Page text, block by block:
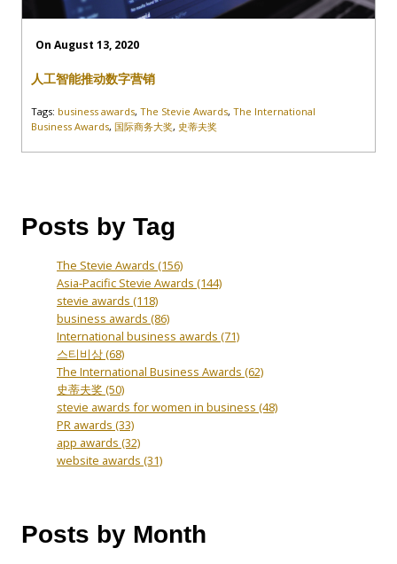
On August 13, 2020
人工智能推动数字营销
Tags: business awards, The Stevie Awards, The International
Business Awards, 国际商务大奖, 史蒂夫奖
Posts by Tag
The Stevie Awards (156)
Asia-Pacific Stevie Awards (144)
stevie awards (118)
business awards (86)
International business awards (71)
스티비상(68)
The International Business Awards (62)
史蒂夫奖 (50)
stevie awards for women in business (48)
PR awards (33)
app awards (32)
website awards (31)
Posts by Month